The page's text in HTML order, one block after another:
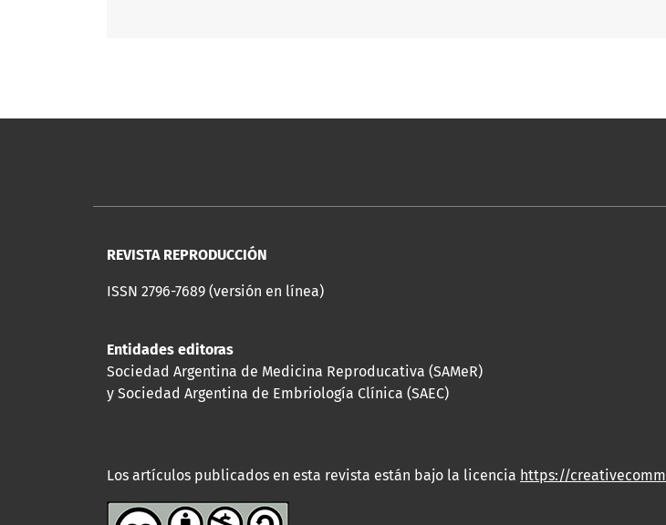
REVISTA REPRODUCCIÓN
ISSN 2796-7689 (versión en línea)
Entidades editoras
Sociedad Argentina de Medicina Reproducativa (SAMeR)
y Sociedad Argentina de Embriología Clínica (SAEC)
Los artículos publicados en esta revista están bajo la licencia https://